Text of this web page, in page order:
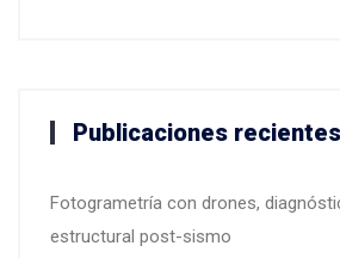
Publicaciones recientes
Fotogrametría con drones,
estructural post-sismo